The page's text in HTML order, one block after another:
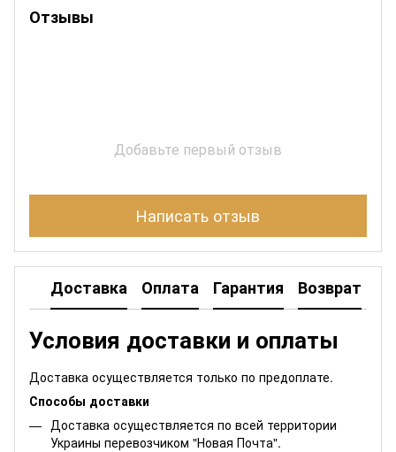
Отзывы
Добавьте первый отзыв
Написать отзыв
Доставка Оплата Гарантия Возврат
Условия доставки и оплаты
Доставка осуществляется только по предоплате.
Способы доставки
Доставка осуществляется по всей территории
Украины перевозчиком "Новая Почта".